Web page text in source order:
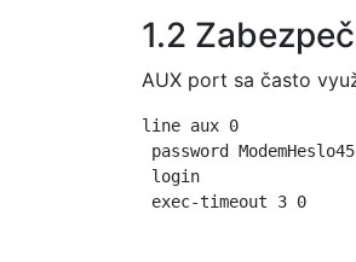
1.2
AUX port sa často
line aux 0
password
login